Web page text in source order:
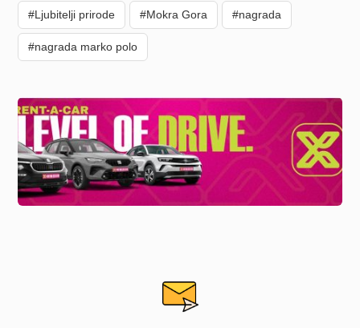
#Ljubitelji prirode #Mokra Gora #nagrada
#nagrada marko polo